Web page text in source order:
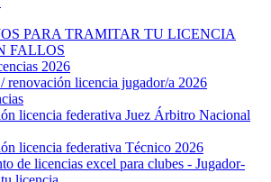
PARA TRAMITAR TU LICENCIA
FALLOS
2026
renovación licencia jugador/a 2026
licencia federativa Juez Árbitro Nacional
licencia federativa Técnico 2026
de licencias excel para clubes - Jugador-